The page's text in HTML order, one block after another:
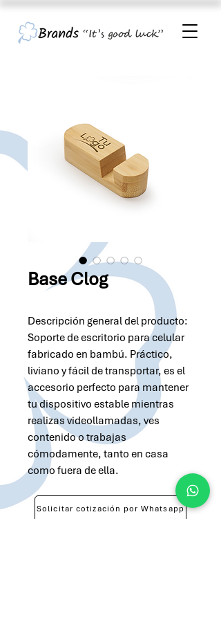
Base Clog
Descripción general del producto:
Soporte de escritorio para celular
fabricado en bambú. Práctico,
liviano y fácil de transportar, es el
accesorio perfecto para mantener
tu dispositivo estable mientras
realizas videollamadas, ves
contenido o trabajas
cómodamente, tanto en casa
como fuera de ella.
Solicitar cotización por Whatsapp